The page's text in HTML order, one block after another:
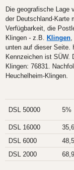
Die geografische Lage
der Deutschland-Karte
Verfügbarkeit, die
Klingen - z.B. Klingen,
unten auf dieser Seite.
Kennzeichen ist SÜW.
Klingen: 76831.
Heuchelheim-Klingen.
DSL 50000 5%
DSL 16000
DSL 6000
DSL 2000